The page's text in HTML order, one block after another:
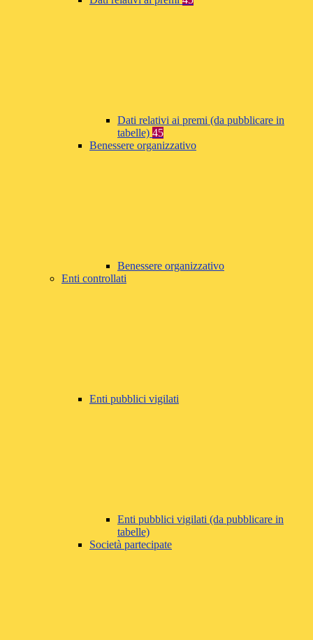
Dati relativi ai premi (da pubblicare in
tabelle) 45
Benessere organizzativo
Benessere organizzativo
Enti controllati
Enti pubblici vigilati
Enti pubblici vigilati (da pubblicare in
tabelle)
Società partecipate